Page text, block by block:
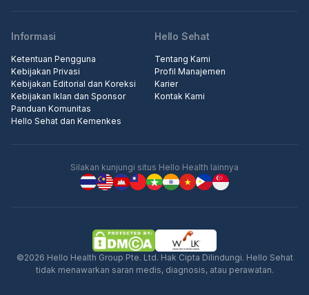
Informasi
Ketentuan Pengguna
Kebijakan Privasi
Kebijakan Editorial dan Koreksi
Kebijakan Iklan dan Sponsor
Panduan Komunitas
Hello Sehat dan Kemenkes
Hello Sehat
Tentang Kami
Profil Manajemen
Karier
Kontak Kami
Silakan kunjungi situs Hello Health lainnya
©2026 Hello Health Group Pte. Ltd. Hak Cipta Dilindungi. Hello Sehat
tidak menawarkan saran medis, diagnosis, atau perawatan.